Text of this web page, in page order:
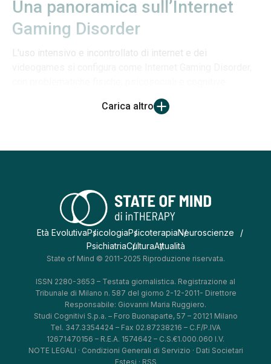
Una panoramica sull’Internet
Gaming Disorder
L'uso intensivo e incontrollato di internet e dei
Carica altro
Età EvolutivaPsicologiaPsicoterapiaNeuroscienze
PsichiatriaCulturaAttualità
State of Mind © 2011-2025 Riproduzione riservata.
ISSN 2280-3653 – Testata giornalistica. Registrazione al
Tribunale di Milano n. 587 del giorno 2-12-2011- Direttore
Responsabile: Giovanni Maria Ruggiero.
Studi Cognitivi S.p.a. – Foro Buonaparte, 57 – 20121 Milano
Tel. 347.3354424 – Fax 02.87238216 – C.F/P.IVA
12671470156 – R.E.A. 1574642 – C.S.€1.000.060 I.V.
NOTE LEGALI · Condizioni Generali di Servizio · Dati Societari
Estesi · RSS